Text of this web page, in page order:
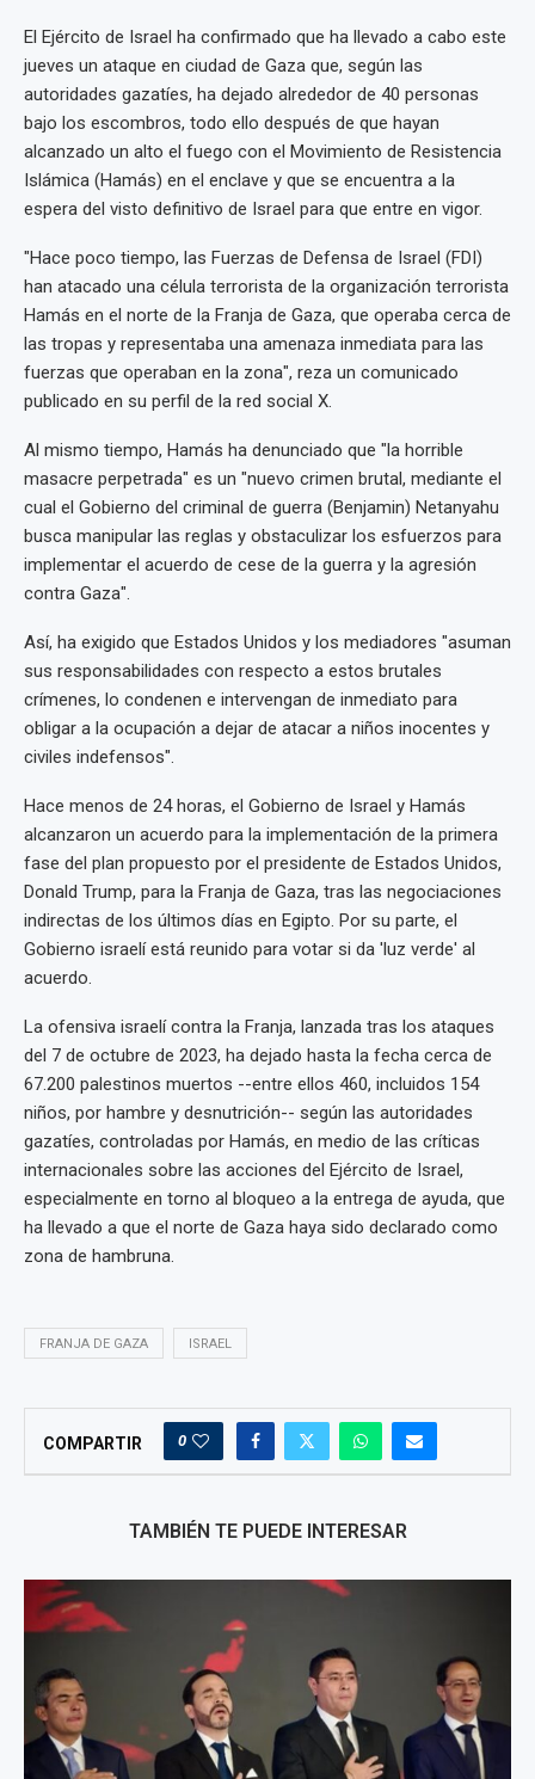
El Ejército de Israel ha confirmado que ha llevado a cabo este
jueves un ataque en ciudad de Gaza que, según las
autoridades gazatíes, ha dejado alrededor de 40 personas
bajo los escombros, todo ello después de que hayan
alcanzado un alto el fuego con el Movimiento de Resistencia
Islámica (Hamás) en el enclave y que se encuentra a la
espera del visto definitivo de Israel para que entre en vigor.
"Hace poco tiempo, las Fuerzas de Defensa de Israel (FDI)
han atacado una célula terrorista de la organización terrorista
Hamás en el norte de la Franja de Gaza, que operaba cerca de
las tropas y representaba una amenaza inmediata para las
fuerzas que operaban en la zona", reza un comunicado
publicado en su perfil de la red social X.
Al mismo tiempo, Hamás ha denunciado que "la horrible
masacre perpetrada" es un "nuevo crimen brutal, mediante el
cual el Gobierno del criminal de guerra (Benjamin) Netanyahu
busca manipular las reglas y obstaculizar los esfuerzos para
implementar el acuerdo de cese de la guerra y la agresión
contra Gaza".
Así, ha exigido que Estados Unidos y los mediadores "asuman
sus responsabilidades con respecto a estos brutales
crímenes, lo condenen e intervengan de inmediato para
obligar a la ocupación a dejar de atacar a niños inocentes y
civiles indefensos".
Hace menos de 24 horas, el Gobierno de Israel y Hamás
alcanzaron un acuerdo para la implementación de la primera
fase del plan propuesto por el presidente de Estados Unidos,
Donald Trump, para la Franja de Gaza, tras las negociaciones
indirectas de los últimos días en Egipto. Por su parte, el
Gobierno israelí está reunido para votar si da 'luz verde' al
acuerdo.
La ofensiva israelí contra la Franja, lanzada tras los ataques
del 7 de octubre de 2023, ha dejado hasta la fecha cerca de
67.200 palestinos muertos --entre ellos 460, incluidos 154
niños, por hambre y desnutrición-- según las autoridades
gazatíes, controladas por Hamás, en medio de las críticas
internacionales sobre las acciones del Ejército de Israel,
especialmente en torno al bloqueo a la entrega de ayuda, que
ha llevado a que el norte de Gaza haya sido declarado como
zona de hambruna.
FRANJA DE GAZA ISRAEL
COMPARTIR 0
TAMBIÉN TE PUEDE INTERESAR